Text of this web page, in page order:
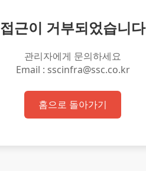
접근이 거부되었습니다
관리자에게 문의하세요
Email : sscinfra@ssc.co.kr
홈으로 돌아가기